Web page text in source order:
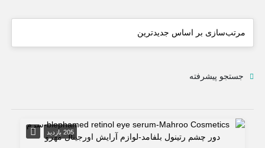
جستجو پیشرفته
205 بازدید